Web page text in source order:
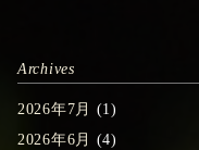
Archives
2026年7月
(1)
2026年6月
(4)